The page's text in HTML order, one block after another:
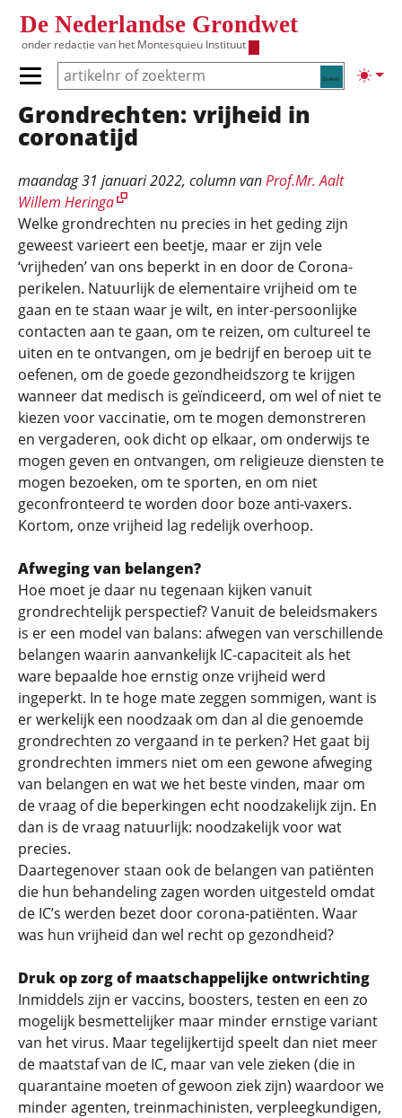
De Nederlandse Grondwet
onder redactie van het Montesquieu Instituut
Zoeken
Primair menu tonen/verbergen
Hoofdnavigatie
Grondrechten: vrijheid in
coronatijd
maandag 31 januari 2022, column vanProf.Mr. Aalt
Willem Heringa
Welke grondrechten nu precies in het geding zijn
geweest varieert een beetje, maar er zijn vele
‘vrijheden’ van ons beperkt in en door de Corona-
perikelen. Natuurlijk de elementaire vrijheid om te
gaan en te staan waar je wilt, en inter-persoonlijke
contacten aan te gaan, om te reizen, om cultureel te
uiten en te ontvangen, om je bedrijf en beroep uit te
oefenen, om de goede gezondheidszorg te krijgen
wanneer dat medisch is geïndiceerd, om wel of niet te
kiezen voor vaccinatie, om te mogen demonstreren
en vergaderen, ook dicht op elkaar, om onderwijs te
mogen geven en ontvangen, om religieuze diensten te
mogen bezoeken, om te sporten, en om niet
geconfronteerd te worden door boze anti-vaxers.
Kortom, onze vrijheid lag redelijk overhoop.
Afweging van belangen?
Hoe moet je daar nu tegenaan kijken vanuit
grondrechtelijk perspectief? Vanuit de beleidsmakers
is er een model van balans: afwegen van verschillende
belangen waarin aanvankelijk IC-capaciteit als het
ware bepaalde hoe ernstig onze vrijheid werd
ingeperkt. In te hoge mate zeggen sommigen, want is
er werkelijk een noodzaak om dan al die genoemde
grondrechten zo vergaand in te perken? Het gaat bij
grondrechten immers niet om een gewone afweging
van belangen en wat we het beste vinden, maar om
de vraag of die beperkingen echt noodzakelijk zijn. En
dan is de vraag natuurlijk: noodzakelijk voor wat
precies.
Daartegenover staan ook de belangen van patiënten
die hun behandeling zagen worden uitgesteld omdat
de IC’s werden bezet door corona-patiënten. Waar
was hun vrijheid dan wel recht op gezondheid?
Druk op zorg of maatschappelijke ontwrichting
Inmiddels zijn er vaccins, boosters, testen en een zo
mogelijk besmettelijker maar minder ernstige variant
van het virus. Maar tegelijkertijd speelt dan niet meer
de maatstaf van de IC, maar van vele zieken (die in
quarantaine moeten of gewoon ziek zijn) waardoor we
minder agenten, treinmachinisten, verpleegkundigen,